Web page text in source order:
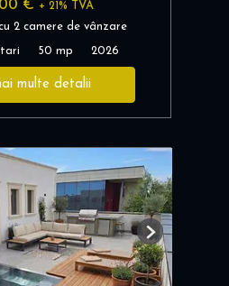
€ + 21% TVA
2 camere de vânzare
50 mp 2026
multe detalii
Next